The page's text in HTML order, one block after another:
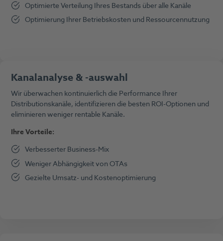
Optimierte Verteilung Ihres Bestands über alle Kanäle
Optimierung Ihrer Betriebskosten und Ressourcennutzung
Kanalanalyse & -auswahl
Wir überwachen kontinuierlich die Performance Ihrer
Distributionskanäle, identifizieren die besten ROI-Optionen und
eliminieren weniger rentable Kanäle.
Ihre Vorteile:
Verbesserter Business-Mix
Weniger Abhängigkeit von OTAs
Gezielte Umsatz- und Kostenoptimierung